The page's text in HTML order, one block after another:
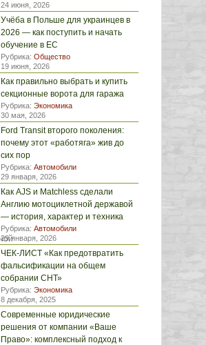
24 июня, 2026
Учёба в Польше для украинцев в
2026 — как поступить и начать
обучение в ЕС
Рубрика: Общество
19 июня, 2026
Как правильно выбрать и купить
секционные ворота для гаража
Рубрика: Экономика
30 мая, 2026
Ford Transit второго поколения:
почему этот «работяга» жив до
сих пор
Рубрика: Автомобили
29 января, 2026
Как AJS и Matchless сделали
Англию мотоциклетной державой
— история, характер и техника
Рубрика: Автомобили
29 января, 2026
ЧЕК-ЛИСТ «Как предотвратить
фальсификации на общем
собрании СНТ»
Рубрика: Экономика
8 декабря, 2025
Современные юридические
решения от компании «Ваше
Право»: комплексный подход к